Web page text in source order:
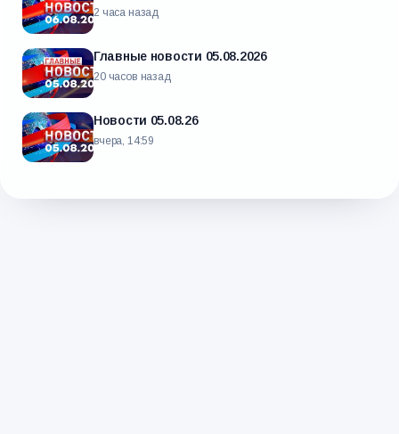
2 часа назад
Главные новости 05.08.2026
20 часов назад
Новости 05.08.26
вчера, 14:59